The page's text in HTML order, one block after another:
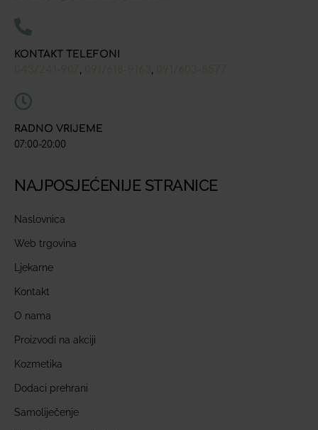
KONTAKT TELEFONI
, ,
RADNO VRIJEME
07:00-20:00
NAJPOSJEĆENIJE STRANICE
Naslovnica
Web trgovina
Ljekarne
Kontakt
O nama
Proizvodi na akciji
Kozmetika
Dodaci prehrani
Samoliječenje